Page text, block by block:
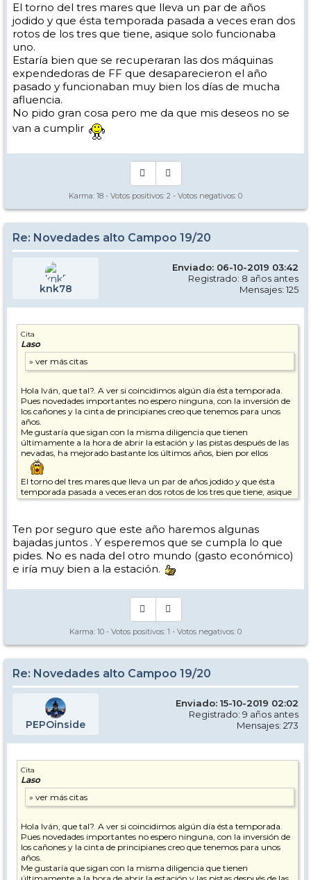
El torno del tres mares que lleva un par de años
jodido y que ésta temporada pasada a veces eran dos
rotos de los tres que tiene, asique solo funcionaba
uno.
Estaría bien que se recuperaran las dos máquinas
expendedoras de FF que desaparecieron el año
pasado y funcionaban muy bien los días de mucha
afluencia.
No pido gran cosa pero me da que mis deseos no se
van a cumplir
Karma: 18 - Votos positivos: 2 - Votos negativos: 0
Re: Novedades alto Campoo 19/20
knk78
Enviado: 06-10-2019 03:42
Registrado: 8 años antes
Mensajes: 125
Cita
Laso
Hola Iván, que tal?. A ver si coincidimos algún día ésta temporada.
Pues novedades importantes no espero ninguna, con la inversión de
los cañones y la cinta de principianes creo que tenemos para unos
años.
Me gustaría que sigan con la misma diligencia que tienen
últimamente a la hora de abrir la estación y las pistas después de las
nevadas, ha mejorado bastante los últimos años, bien por ellos
El torno del tres mares que lleva un par de años jodido y que ésta
temporada pasada a veces eran dos rotos de los tres que tiene, asique
solo funcionaba uno.
FF que desaparecieron el año pasado y funcionaban muy bien los
días de mucha afluencia.
No pido gran cosa pero me da que mis deseos no se van a cumplir
Ten por seguro que este año haremos algunas
bajadas juntos . Y esperemos que se cumpla lo que
pides. No es nada del otro mundo (gasto económico)
e iría muy bien a la estación.
Karma: 10 - Votos positivos: 1 - Votos negativos: 0
Re: Novedades alto Campoo 19/20
PEPOinside
Enviado: 15-10-2019 02:02
Registrado: 9 años antes
Mensajes: 273
Cita
Laso
Hola Iván, que tal?. A ver si coincidimos algún día ésta temporada.
Pues novedades importantes no espero ninguna, con la inversión de
los cañones y la cinta de principianes creo que tenemos para unos
años.
Me gustaría que sigan con la misma diligencia que tienen